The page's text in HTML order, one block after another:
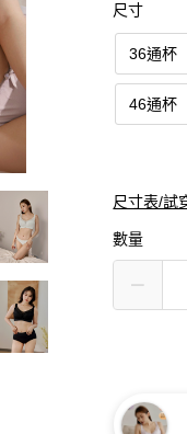
尺寸
36通杯
46通杯
尺寸表/試
數量